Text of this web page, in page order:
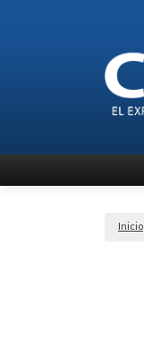
al
Inicio